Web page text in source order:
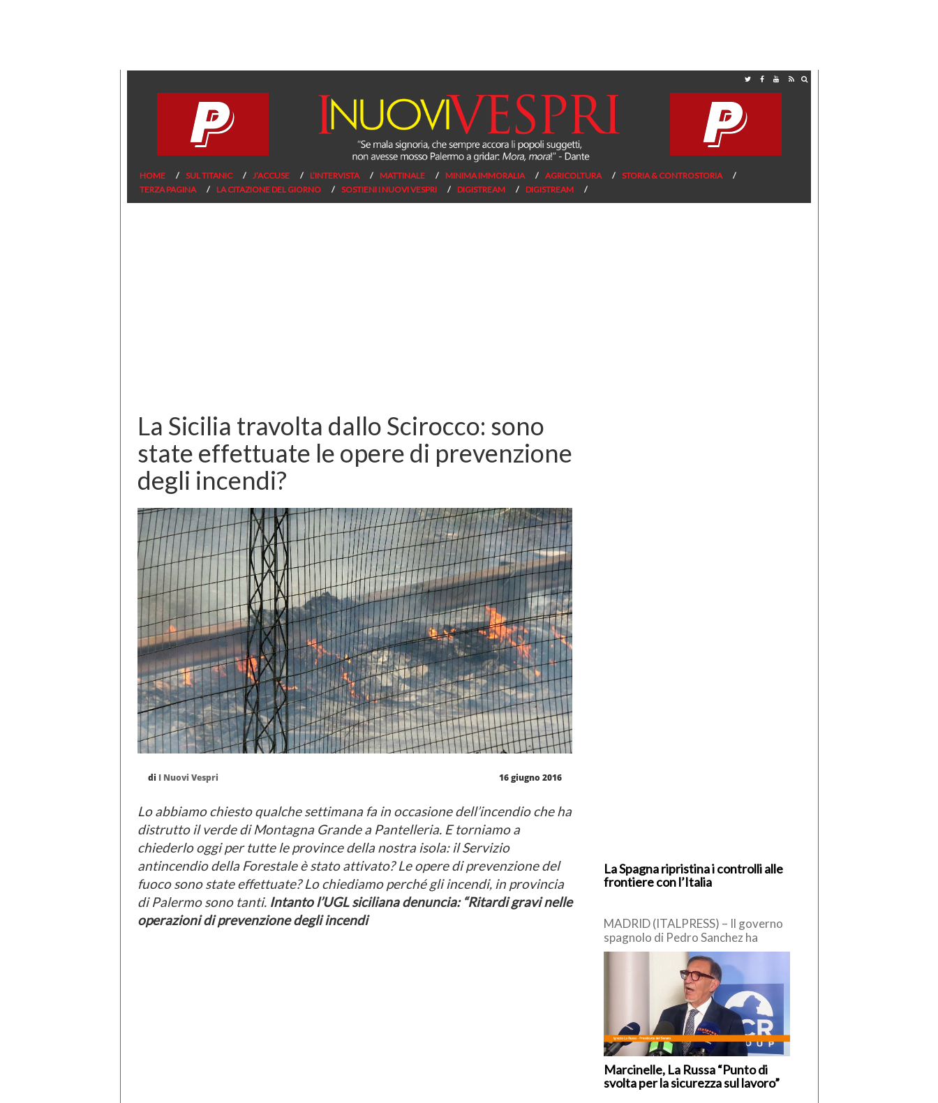
HOME SUL TITANIC J’ACCUSE L’INTERVISTA MATTINALE MINIMA IMMORALIA AGRICOLTURA
STORIA & CONTROSTORIA
TERZA PAGINA
LA CITAZIONE DEL GIORNO SOSTIENI I NUOVI VESPRI DIGISTREAM DIGISTREAM
La Sicilia travolta dallo Scirocco: sono
state effettuate le opere di prevenzione
degli incendi?
di I Nuovi Vespri 16 giugno 2016
Lo abbiamo chiesto qualche settimana fa in occasione dell’incendio che ha
distrutto il verde di Montagna Grande a Pantelleria. E torniamo a
chiederlo oggi per tutte le province della nostra isola: il Servizio
antincendio della Forestale è stato attivato? Le opere di prevenzione del
fuoco sono state effettuate? Lo chiediamo perché gli incendi, in provincia
di Palermo sono tanti. Intanto l’UGL siciliana denuncia: “Ritardi gravi nelle
operazioni di prevenzione degli incendi
La Spagna ripristina i controlli alle
frontiere con l’Italia
MADRID (ITALPRESS) – Il governo
spagnolo di Pedro Sanchez ha
deciso di reintrodurre
“temporaneamente” i controlli alle
frontiere interne, nei […]
Marcinelle, La Russa “Punto di
svolta per la sicurezza sul lavoro”